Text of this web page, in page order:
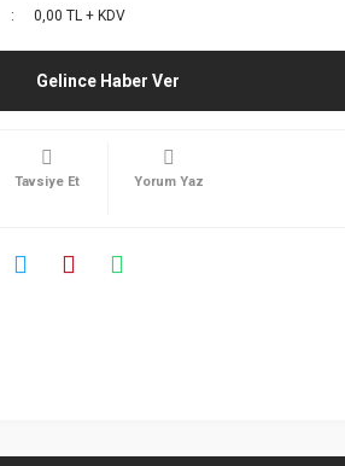
0,00 TL + KDV
Gelince Haber Ver
Tavsiye Et Yorum Yaz